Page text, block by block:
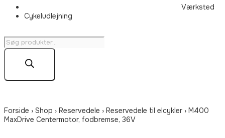
Værksted
Cykeludlejning
Forside › Shop › Reservedele › Reservedele til elcykler › M400
MaxDrive Centermotor, fodbremse, 36V